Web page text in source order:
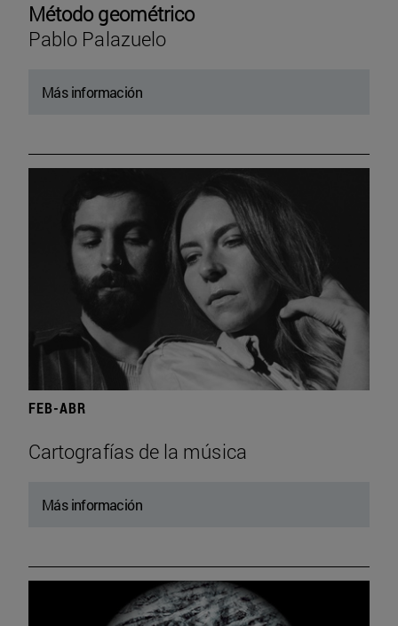
Método geométrico
Pablo Palazuelo
Más información
FEB-ABR
Cartografías de la música
Más información